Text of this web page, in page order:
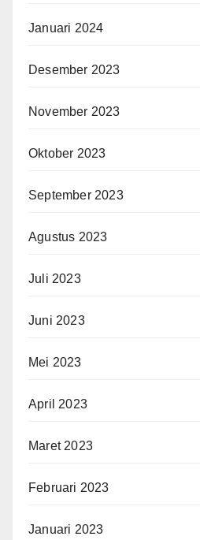
Januari 2024
Desember 2023
November 2023
Oktober 2023
September 2023
Agustus 2023
Juli 2023
Juni 2023
Mei 2023
April 2023
Maret 2023
Februari 2023
Januari 2023